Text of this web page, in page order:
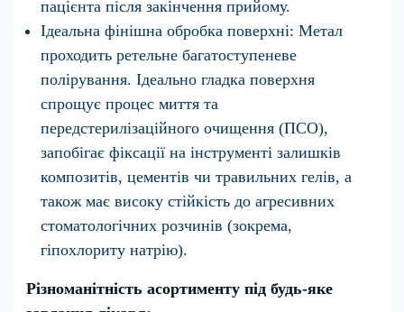
пацієнта після закінчення прийому.
Ідеальна фінішна обробка поверхні: Метал
проходить ретельне багатоступеневе
полірування. Ідеально гладка поверхня
спрощує процес миття та
передстерилізаційного очищення (ПСО),
запобігає фіксації на інструменті залишків
композитів, цементів чи травильних гелів, а
також має високу стійкість до агресивних
стоматологічних розчинів (зокрема,
гіпохлориту натрію).
Різноманітність асортименту під будь-яке